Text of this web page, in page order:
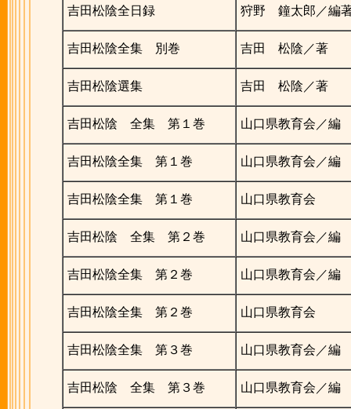
吉田松陰全日録 狩野 鐘太郎／編
吉田松陰全集 別巻 吉田 松陰／著
吉田松陰選集 吉田 松陰／著
吉田松陰 全集 第１巻 山口県教育会／編
吉田松陰全集 第１巻 山口県教育会／編
吉田松陰全集 第１巻 山口県教育会
吉田松陰 全集 第２巻 山口県教育会／編
吉田松陰全集 第２巻 山口県教育会／編
吉田松陰全集 第２巻 山口県教育会
吉田松陰全集 第３巻 山口県教育会／編
吉田松陰 全集 第３巻 山口県教育会／編